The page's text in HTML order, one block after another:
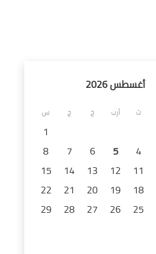
أغسطس 2026
ث أرب خ ج س
1
4
5
6
7
8
11
12
13
14
15
18
19
20
21
22
25
26
27
28
29